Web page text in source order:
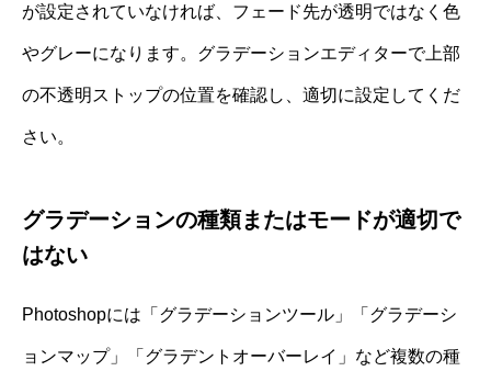
が設定されていなければ、フェード先が透明ではなく色
やグレーになります。グラデーションエディターで上部
の不透明ストップの位置を確認し、適切に設定してくだ
さい。
グラデーションの種類またはモードが適切で
はない
Photoshopには「グラデーションツール」「グラデーシ
ョンマップ」「グラデントオーバーレイ」など複数の種